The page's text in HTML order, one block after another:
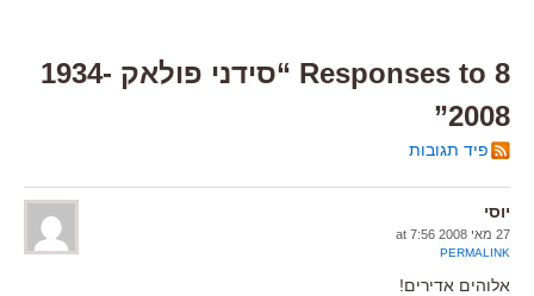
8 Responses to “סידני פולאק 1934-
2008”
פיד תגובות
יוסי
27 מאי 2008 at 7:56
PERMALINK
אלוהים אדירים!